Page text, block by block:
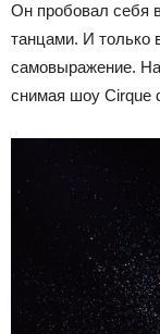
Он пробовал себя
танцами. И только
самовыражение.
снимая шоу Cirque